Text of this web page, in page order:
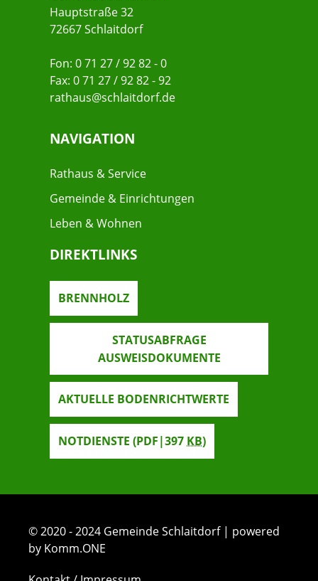
Hauptstraße 32
72667 Schlaitdorf
Fon: 0 71 27 / 92 82 - 0
Fax: 0 71 27 / 92 82 - 92
rathaus@schlaitdorf.de
NAVIGATION
Rathaus & Service
Gemeinde & Einrichtungen
Leben & Wohnen
DIREKTLINKS
BRENNHOLZ
STATUSABFRAGE
AUSWEISDOKUMENTE
AKTUELLE BODENRICHTWERTE
NOTDIENSTE (PDF|397 KB)
© 2020 - 2024 Gemeinde Schlaitdorf | powered
by Komm.ONE